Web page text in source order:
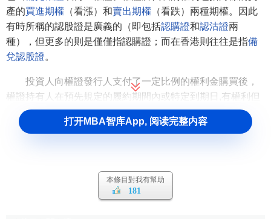
產的買進期權 （看漲）和賣出期權 （看跌）兩種期權。因此
有時所稱的認股證是廣義的（即包括認購證和認沽證兩
種），但更多的則是僅僅指認購證；而在香港則往往是指備
兌認股證。
投資人向權證發行人支付了一定比例的權利金購買後，
權證持有人在預先規定的履約期間內或特定到期日,有權利但
沒有義務按約定履約價格向發行人購入或售出標的證券或以
現金結算
方式收取差價。也就是說,權證是認購(沽)標的
證券
這裡所說的標的證券，是權證發行人在權證發行時就規
定好的、已經在交易所掛牌的品種。是權證發行人承諾按照
打开MBA智库App, 阅读完整内容
本條目對我有幫助
181